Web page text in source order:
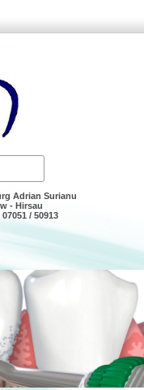
Adrian Surianu
- Hirsau
/ 50913